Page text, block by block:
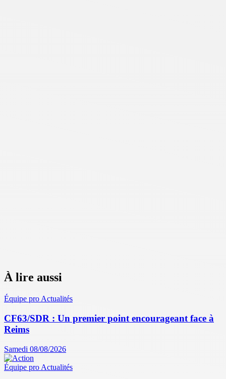
À lire aussi
Équipe pro Actualités
CF63/SDR : Un premier point encourageant face à
Reims
Samedi 08/08/2026
Équipe pro Actualités